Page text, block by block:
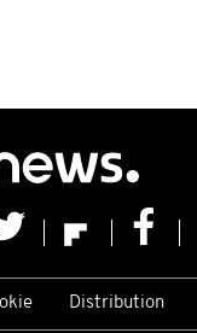
Distribution